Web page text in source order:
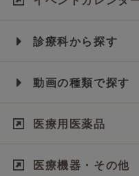
診療科から探す
動画の種類で探す
医療用医薬品
医療機器・その他